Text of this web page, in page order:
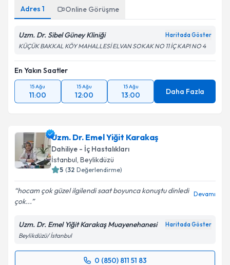
Adres 1 Online Görüşme
Uzm. Dr. Sibel Güney Kliniği Haritada Göster
KÜÇÜK BAKKAL KÖY MAHALLESİ ELVAN SOKAK NO 11 İÇ KAPI NO 4
En Yakın Saatler
15 Ağu
11:00
15 Ağu
12:00
15 Ağu
13:00 Daha Fazla
Uzm. Dr. Emel Yiğit Karakaş
Dahiliye - İç Hastalıkları
İstanbul, Beylikdüzü
5 (32 Değerlendirme)
hocam çok güzel ilgilendi saat boyunca konuştu dinledi
çok...
Devamı
Uzm. Dr. Emel Yiğit Karakaş Muayenehanesi Haritada Göster
Beylikdüzü/ İstanbul
0 (850) 811 51 83